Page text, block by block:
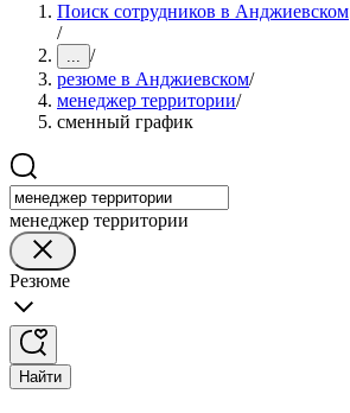
Поиск сотрудников в Анджиевском
/
... /
резюме в Анджиевском/
менеджер территории/
сменный график
менеджер территории
Резюме
Найти